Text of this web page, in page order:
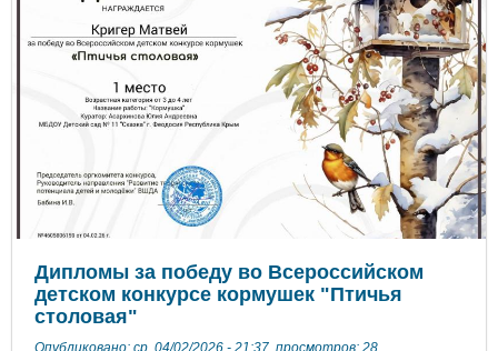
Дипломы за победу во Всероссийском
детском конкурсе кормушек "Птичья
столовая"
Опубликовано: ср, 04/02/2026 - 21:37, просмотров: 28